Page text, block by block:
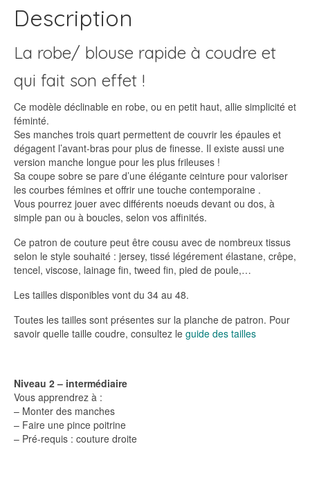
Description
La robe/ blouse rapide à coudre et
qui fait son effet !
Ce modèle déclinable en robe, ou en petit haut, allie simplicité et
féminté.
Ses manches trois quart permettent de couvrir les épaules et
dégagent l’avant-bras pour plus de finesse. Il existe aussi une
version manche longue pour les plus frileuses !
Sa coupe sobre se pare d’une élégante ceinture pour valoriser
les courbes fémines et offrir une touche contemporaine .
Vous pourrez jouer avec différents noeuds devant ou dos, à
simple pan ou à boucles, selon vos affinités.
Ce patron de couture peut être cousu avec de nombreux tissus
selon le style souhaité : jersey, tissé légérement élastane, crêpe,
tencel, viscose, lainage fin, tweed fin, pied de poule,…
Les tailles disponibles vont du 34 au 48.
Toutes les tailles sont présentes sur la planche de patron. Pour
savoir quelle taille coudre, consultez le guide des tailles
Niveau 2 – intermédiaire
Vous apprendrez à :
– Monter des manches
– Faire une pince poitrine
– Pré-requis : couture droite